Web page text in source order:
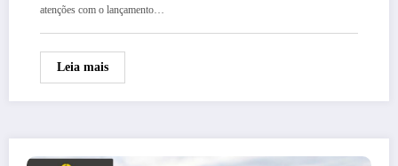
atenções com o lançamento…
Leia mais